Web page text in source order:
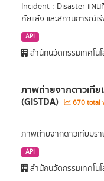
Incident : Disaster แผ
ภัยแล้ง และสถานการณ์เ
API
สำนักนวัตกรรมเทคโน
ภาพถ่ายจากดาวเทีย
(GISTDA) 670 total
ภาพถ่ายจากดาวเทียมรา
API
สำนักนวัตกรรมเทคโน